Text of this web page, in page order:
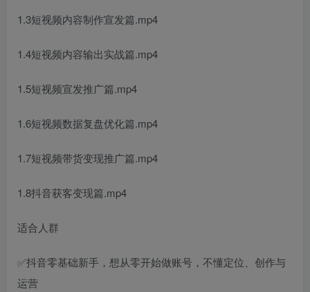
1.3短视频内容制作宣发篇.mp4
1.4短视频内容输出实战篇.mp4
1.5短视频宣发推广篇.mp4
1.6短视频数据复盘优化篇.mp4
1.7短视频带货变现推广篇.mp4
1.8抖音获客变现篇.mp4
适合人群
✅抖音零基础新手，想从零开始做账号，不懂定位、创作与
运营